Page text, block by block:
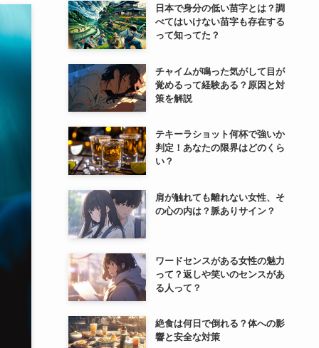
日本で身分の低い苗字とは？調
べてはいけない苗字も存在する
って知ってた？
チャイムが鳴った気がして目が
覚めるって経験ある？原因と対
策を解説
テキーラショット何杯で強いか
判定！あなたの限界はどのくら
い？
肩が触れても離れない女性、そ
の心の内は？脈ありサイン？
ワードセンスがある女性の魅力
って？返しや笑いのセンスがあ
る人って？
絶食は何日で倒れる？体への影
響と安全な対策